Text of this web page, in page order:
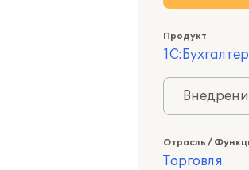
Продукт
Отрасль /
Торговля